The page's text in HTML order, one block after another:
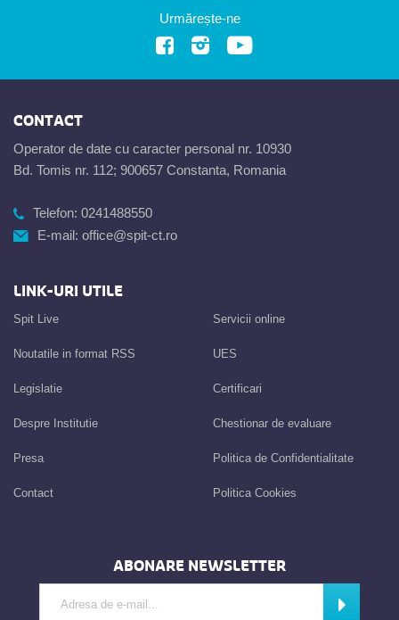
Urmărește-ne
CONTACT
Operator de date cu caracter personal nr. 10930
Bd. Tomis nr. 112; 900657 Constanta, Romania
Telefon: 0241488550
E-mail: office@spit-ct.ro
LINK-URI UTILE
Spit Live
Noutatile in format RSS
Legislatie
Despre Institutie
Presa
Contact
Servicii online
UES
Certificari
Chestionar de evaluare
Politica de Confidentialitate
Politica Cookies
ABONARE NEWSLETTER